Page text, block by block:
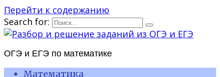
Перейти к содержанию
Search for:
ОГЭ и ЕГЭ по математике
Математика